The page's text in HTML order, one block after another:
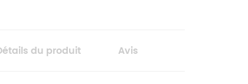
du produit Avis